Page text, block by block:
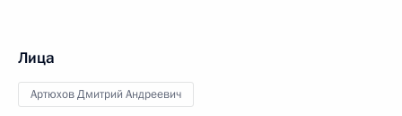
Лица
Артюхов Дмитрий Андреевич